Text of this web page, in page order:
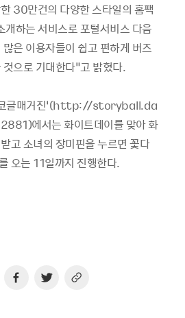
30만건의 다양한 스타일의 홈팩
개하는 서비스로 포털서비스 다음
은 이용자들이 쉽고 편하게 버즈
으로 기대한다”고 밝혔다.
코글매거진’(http://storyball.da
에서는 화이트데이를 맞아 화
고 소녀의 장미핀을 누르면 꽃다
오는 11일까지 진행한다.